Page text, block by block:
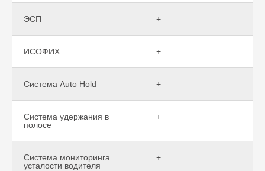
ЭСП +
ИСОФИХ +
Система Auto Hold +
Система удержания в
полосе
+
Система мониторинга
усталости водителя
+